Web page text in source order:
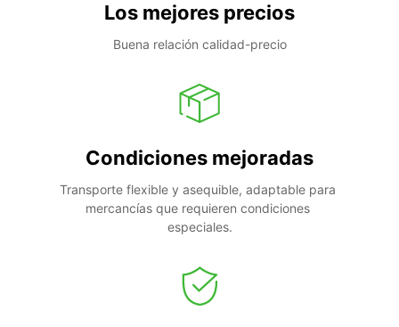
Los mejores precios
Buena relación calidad-precio
Condiciones mejoradas
Transporte flexible y asequible, adaptable para
mercancías que requieren condiciones
especiales.